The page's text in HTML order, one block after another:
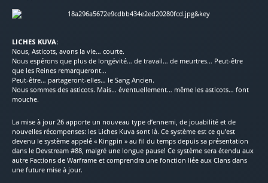
LICHES KUVA:
Nous, Asticots, avons la vie… courte.
Nous espérons que plus de longévité… de travail… de meurtres… Peut-être
que les Reines remarqueront…
Peut-être… partageront-elles… le Sang Ancien.
Nous sommes des asticots. Mais… éventuellement… même les asticots… font
mouche.
La mise à jour 26 apporte un nouveau type d’ennemi, de jouabilité et de
nouvelles récompenses: les Liches Kuva sont là. Ce système est ce qu’est
devenu le système appelé « Kingpin » au fil du temps depuis sa présentation
dans le Devstream #88, malgré une longue pause! Ce système sera étendu aux
autre Factions de Warframe et comprendra une fonction liée aux Clans dans
une future mise à jour.